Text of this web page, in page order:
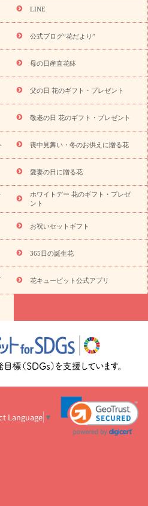
ょう誕生日なんです」キャンペーン
集 当日配達特急便
お祝い商品
新築・引っ越し祝い
祝い 退院祝い・快気祝い
還暦
ペットのお祝いフラワー
一覧 お供え・お悔やみの花
夜・葬儀に贈る花
お供え お花とセッ
お祝い返し お見舞い
お取り
ルから探す
アレンジメント
ミディ胡蝶蘭・お供え
植物 産直多肉植物
プリザーブ
お悔やみ 花とセットギフト
-ハナモア-）
花とみどりの
カラー ピンク
バラ ユリ トルコキキョウ
予
い・3000円～ お祝い・
・7000円～ お祝い・10000円～
お悔やみ・3000円～
お供え・お
悔やみ・7000円～
お供え・お悔
日の誕生花カレンダー
開店・開業祝
お祝いを贈るときのマナー・
いコラム一覧
誕生日のお花を「色
いの予算相場
出産祝いお役立ち情
ペットのお祝いワンポイントアド
）のマナー
お見舞いのマナーとル
お祝い花のマナー総まとめ
解は？
開店祝いの花 選び方ガイ
花キューピットのお供え・
LINE
公式ブログ“花だより”
母の日産直花鉢
父の日 花のギフト・プレゼント
敬老の日 花のギフト・プレゼント
喪中見舞い・冬のお供えに贈る花
愛妻の日に贈る花
ホワイトデー 花のギフト・プレゼ
ント
お祝いセットギフト
365日の誕生花
花キューピット公式アプリ
Language ▼